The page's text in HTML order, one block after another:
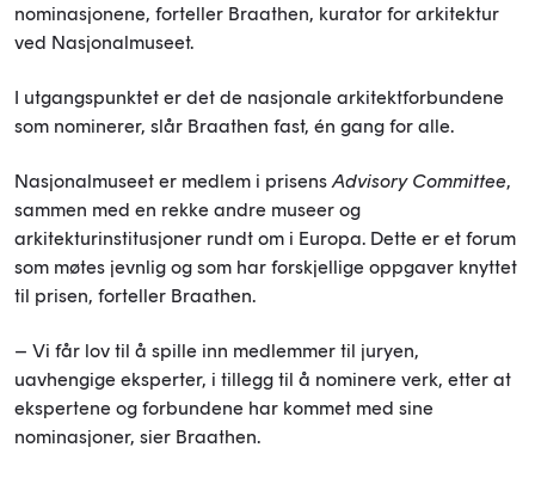
nominasjonene, forteller Braathen, kurator for arkitektur
ved Nasjonalmuseet.
I utgangspunktet er det de nasjonale arkitektforbundene
som nominerer, slår Braathen fast, én gang for alle.
Nasjonalmuseet er medlem i prisens Advisory Committee,
sammen med en rekke andre museer og
arkitekturinstitusjoner rundt om i Europa. Dette er et forum
som møtes jevnlig og som har forskjellige oppgaver knyttet
til prisen, forteller Braathen.
– Vi får lov til å spille inn medlemmer til juryen,
uavhengige eksperter, i tillegg til å nominere verk, etter at
ekspertene og forbundene har kommet med sine
nominasjoner, sier Braathen.